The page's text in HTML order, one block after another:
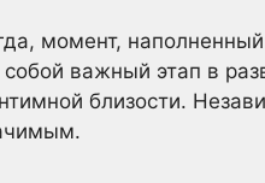
момент,
важный этап в
близости.